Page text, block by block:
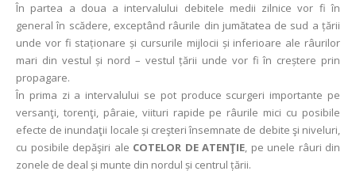
În partea a doua a intervalului debitele medii zilnice vor fi în
general în scădere, exceptând râurile din jumătatea de sud a țării
unde vor fi staționare și cursurile mijlocii și inferioare ale râurilor
mari din vestul și nord – vestul țării unde vor fi în creștere prin
propagare.
În prima zi a intervalului se pot produce scurgeri importante pe
versanţi, torenţi, pâraie, viituri rapide pe râurile mici cu posibile
efecte de inundaţii locale și creşteri însemnate de debite şi niveluri,
cu posibile depăşiri ale COTELOR DE ATENŢIE, pe unele râuri din
zonele de deal și munte din nordul și centrul țării.